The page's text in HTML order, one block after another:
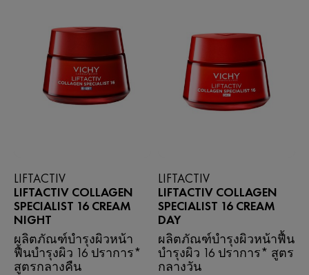
LIFTACTIV
LIFTACTIV COLLAGEN
SPECIALIST 16 CREAM
NIGHT
ผลิตภัณฑ์บำรุงผิวหน้า
ฟื้นบำรุงผิว 16 ปราการ*
สูตรกลางคืน
LIFTACTIV
LIFTACTIV COLLAGEN
SPECIALIST 16 CREAM
DAY
ผลิตภัณฑ์บำรุงผิวหน้าฟื้น
บำรุงผิว 16 ปราการ* สูตร
กลางวัน